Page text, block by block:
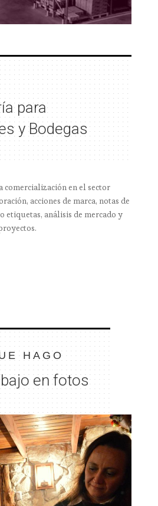
para
y Bodegas
comercialización en el sector
acciones de marca, notas de
etiquetas, análisis de mercado y
HAGO
en fotos